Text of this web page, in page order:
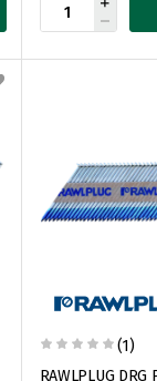
(1)
RAWLPLUG